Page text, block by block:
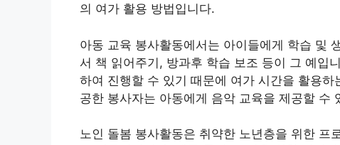
의 여가 활용 방법입니다.
아동 교육 봉사활동에서는 아이들에게 학습 및
서 책 읽어주기, 방과후 학습 보조 등이 그 예입
하여 진행할 수 있기 때문에 여가 시간을 활용
공한 봉사자는 아동에게 음악 교육을 제공할 수
노인 돌봄 봉사활동은 취약한 노년층을 위한 프